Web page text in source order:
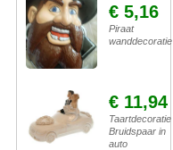
€ 5,16
Piraat
wanddecoratie
€ 11,94
Taartdecoratie
Bruidspaar in
auto